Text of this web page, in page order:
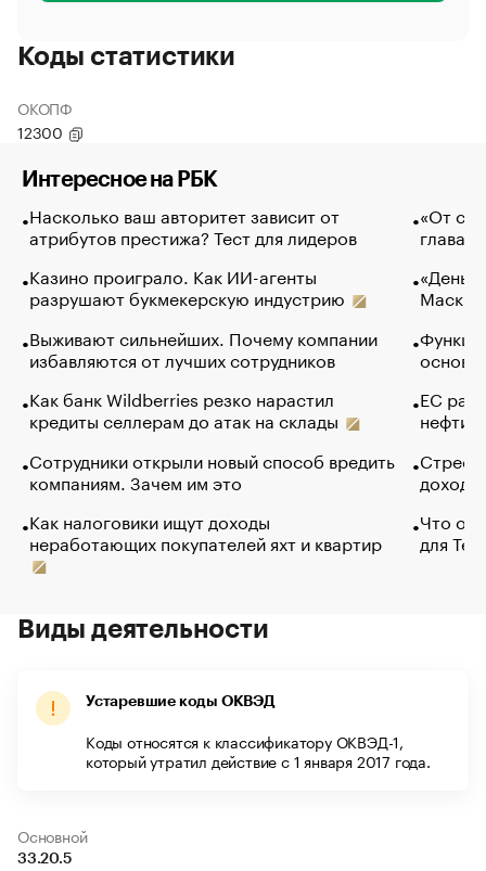
Коды статистики
ОКОПФ
12300
Интересное на РБК
Насколько ваш авторитет зависит от
атрибутов престижа? Тест для лидеров
Казино проиграло. Как ИИ-агенты
разрушают букмекерскую индустрию
Выживают сильнейших. Почему компании
избавляются от лучших сотрудников
Как банк Wildberries резко нарастил
кредиты селлерам до атак на склады
Сотрудники открыли новый способ вредить
компаниям. Зачем им это
Как налоговики ищут доходы
неработающих покупателей яхт и квартир
«От
глава
Маск в
основ
ЕС
нефти
Что
для
Виды деятельности
Устаревшие коды ОКВЭД
Коды относятся к классификатору ОКВЭД-1,
который утратил действие с 1 января 2017 года.
Основной
33.20.5